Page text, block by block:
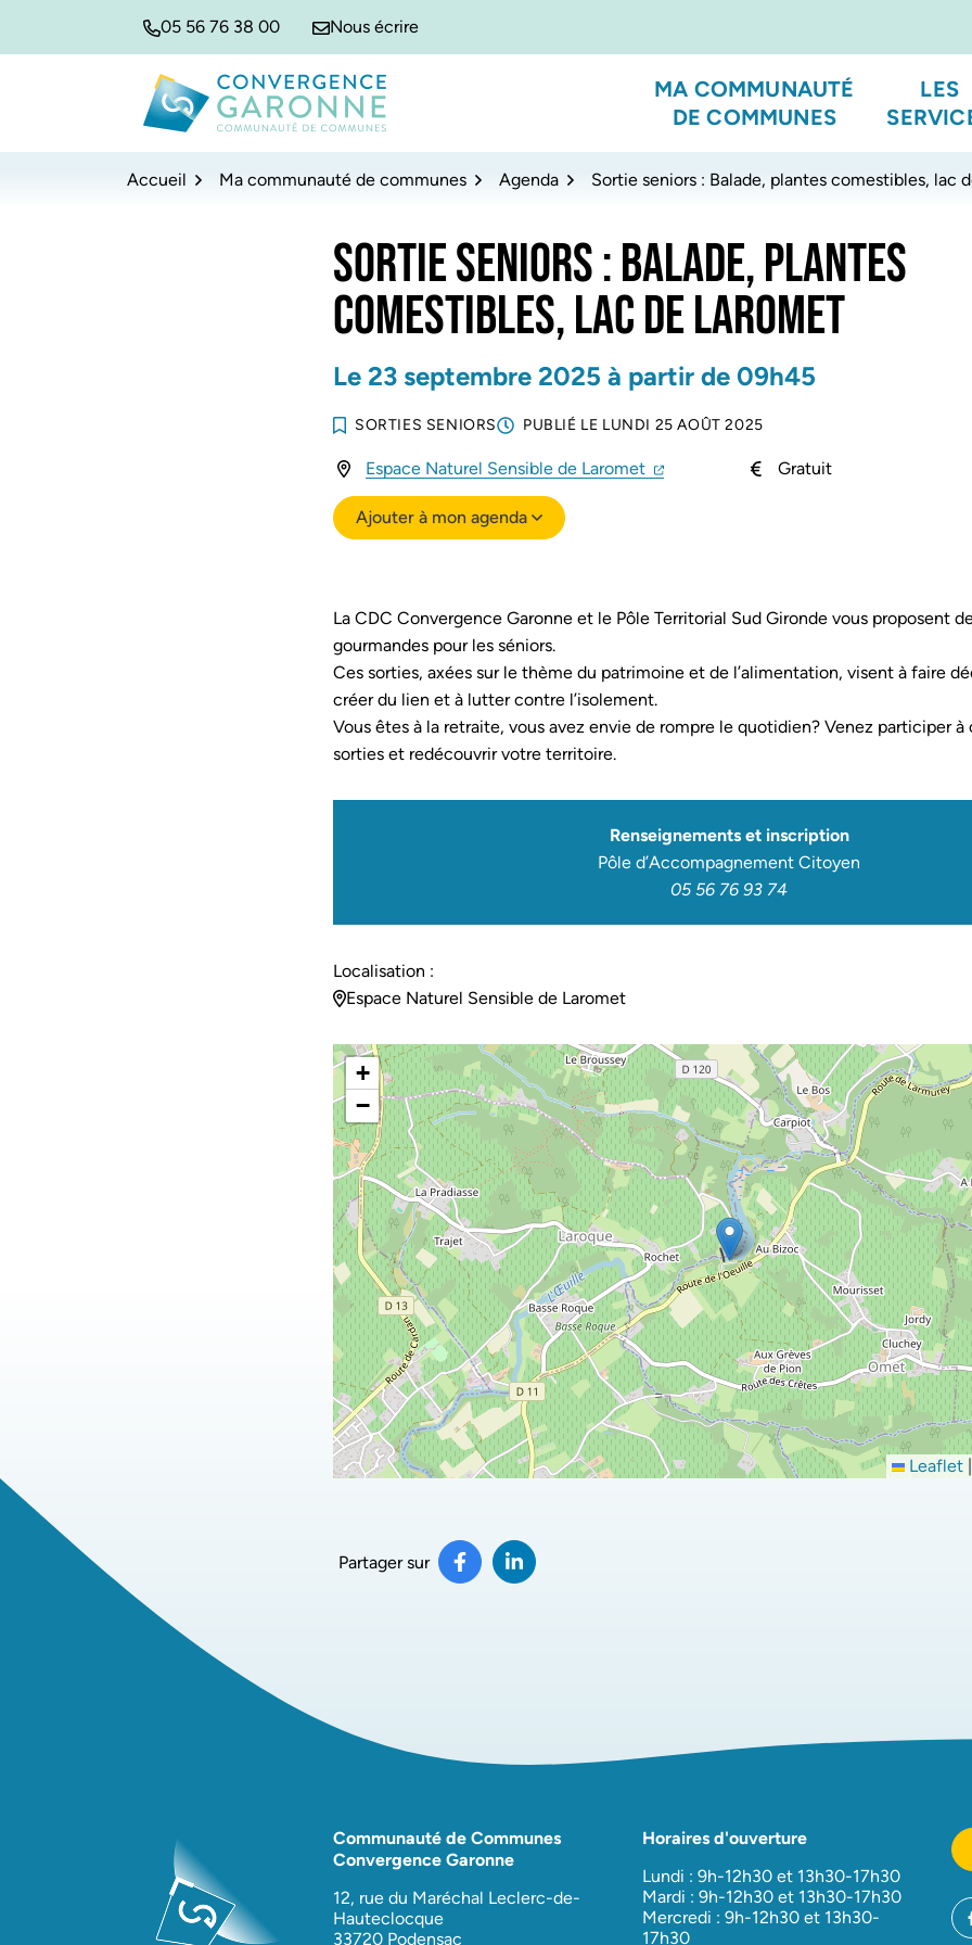
05 56 76 38 00 Nous écrire
Convergence Garonne
MA COMMUNAUTÉ
DE COMMUNES
LES
Accueil Ma communauté de communes Agenda Sortie seniors : Balade, plantes comestibles, lac
SORTIE SENIORS : BALADE, PLANTES
COMESTIBLES, LAC DE LAROMET
Le 23 septembre 2025 à partir de 09h45
SORTIES SENIORS PUBLIÉ LE LUNDI 25 AOÛT 2025
Espace Naturel Sensible de Laromet (ouverture dans un nouvel onglet)
(ouverture dans un nouvel onglet)
Gratuit
Ajouter à mon agenda
La CDC Convergence Garonne et le Pôle Territorial Sud Gironde vous proposent
gourmandes pour les séniors.
Ces sorties, axées sur le thème du patrimoine et de l’alimentation, visent à faire
créer du lien et à lutter contre l’isolement.
Vous êtes à la retraite, vous avez envie de rompre le quotidien? Venez participer à
sorties et redécouvrir votre territoire.
Renseignements et inscription
Pôle d’Accompagnement Citoyen
05 56 76 93 74
Localisation :
Espace Naturel Sensible de Laromet
+
−
Leaflet |
Partager sur Partager sur Facebook
(ouverture dans un nouvel onglet)
Partager sur LinkedIn
(ouverture dans un nouvel onglet)
Communauté de Communes
Convergence Garonne
12, rue du Maréchal Leclerc-de-
Hauteclocque
33720 Podensac
Horaires d'ouverture
Lundi : 9h-12h30 et 13h30-17h30
Mardi : 9h-12h30 et 13h30-17h30
Mercredi : 9h-12h30 et 13h30-
17h30